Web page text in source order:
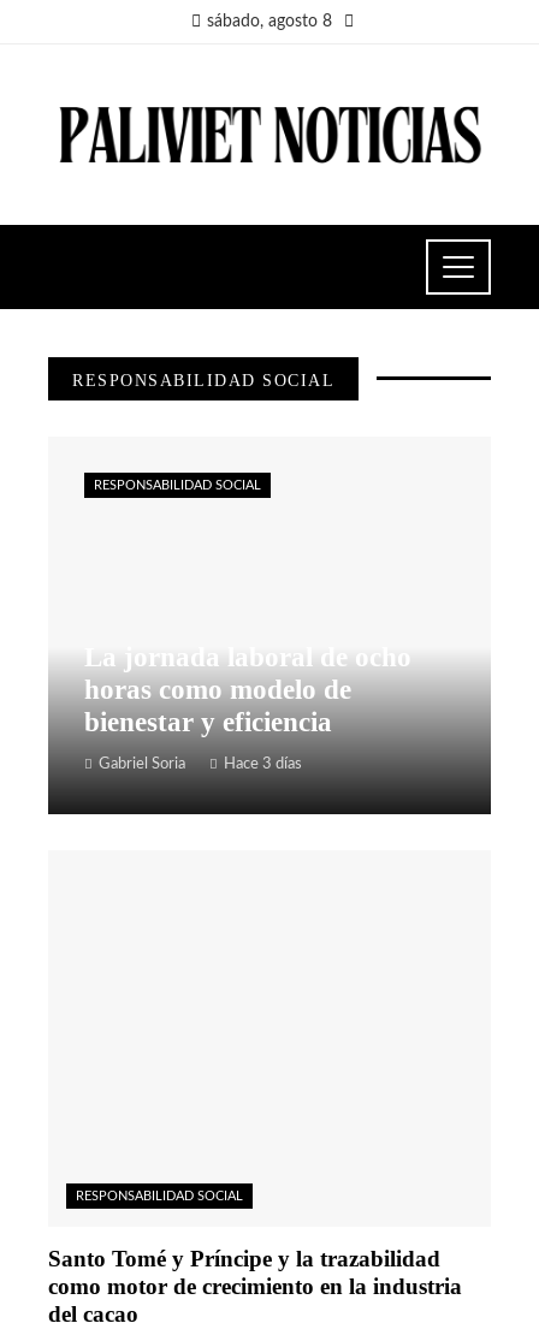
sábado, agosto 8
RESPONSABILIDAD SOCIAL
La jornada laboral de ocho
horas como modelo de
bienestar y eficiencia
Gabriel Soria Hace 3 días
RESPONSABILIDAD SOCIAL
RESPONSABILIDAD SOCIAL
Santo Tomé y Príncipe y la trazabilidad
como motor de crecimiento en la industria
del cacao